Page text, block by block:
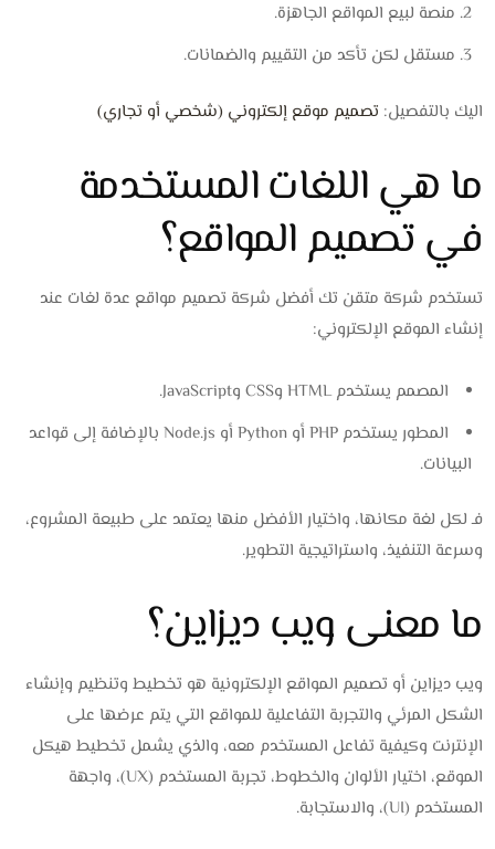
منصة لبيع المواقع الجاهزة.
مستقل لكن تأكد من التقييم والضمانات.
اليك بالتفصيل: تصميم موقع إلكتروني (شخصي أو تجاري)
ما هي اللغات المستخدمة
في تصميم المواقع؟
تستخدم شركة متقن تك أفضل شركة تصميم مواقع عدة لغات عند
إنشاء الموقع الإلكتروني:
المصمم يستخدم HTML وCSS وJavaScript.
المطور يستخدم PHP أو Python أو Node.js بالإضافة إلى قواعد
البيانات.
فـ لكل لغة مكانها، واختيار الأفضل منها يعتمد على طبيعة المشروع،
وسرعة التنفيذ، واستراتيجية التطوير.
ما معنى ويب ديزاين؟
ويب ديزاين أو تصميم المواقع الإلكترونية هو تخطيط وتنظيم وإنشاء
الشكل المرئي والتجربة التفاعلية للمواقع التي يتم عرضها على
الإنترنت وكيفية تفاعل المستخدم معه، والذي يشمل تخطيط هيكل
الموقع، اختيار الألوان والخطوط، تجربة المستخدم (UX)، واجهة
المستخدم (UI)، والاستجابة.